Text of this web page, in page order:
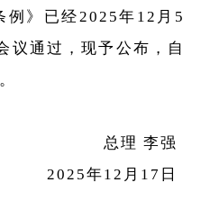
例》已经2025年12月5
议通过，现予公布，自
总理 李强
2025年12月17日